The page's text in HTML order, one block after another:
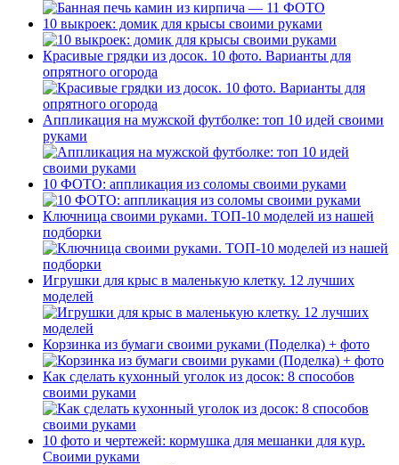
10 выкроек: домик для крысы своими руками
Красивые грядки из досок. 10 фото. Варианты для
опрятного огорода
Аппликация на мужской футболке: топ 10 идей своими
руками
10 ФОТО: аппликация из соломы своими руками
Ключница своими руками. ТОП-10 моделей из нашей
подборки
Игрушки для крыс в маленькую клетку. 12 лучших
моделей
Корзинка из бумаги своими руками (Поделка) + фото
Как сделать кухонный уголок из досок: 8 способов
своими руками
10 фото и чертежей: кормушка для мешанки для кур.
Своими руками